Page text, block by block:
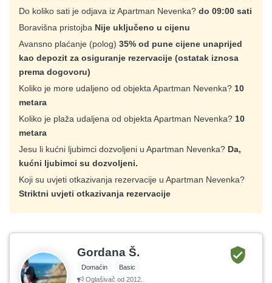
Do koliko sati je odjava iz Apartman Nevenka? do 09:00 sati
Boravišna pristojba Nije uključeno u cijenu
Avansno plaćanje (polog) 35% od pune cijene unaprijed
kao depozit za osiguranje rezervacije (ostatak iznosa
prema dogovoru)
Koliko je more udaljeno od objekta Apartman Nevenka? 10
metara
Koliko je plaža udaljena od objekta Apartman Nevenka? 10
metara
Jesu li kućni ljubimci dozvoljeni u Apartman Nevenka? Da,
kućni ljubimci su dozvoljeni.
Koji su uvjeti otkazivanja rezervacije u Apartman Nevenka?
Striktni uvjeti otkazivanja rezervacije
Gordana Š.
Domaćin
Basic
Oglašivač od 2012.